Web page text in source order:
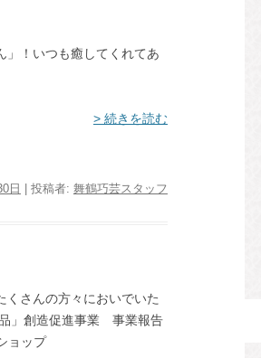
」！いつも癒してくれてあ
> 続きを読む
日 投稿者: 舞鶴巧芸スタッフ
さんの方々においでいた
」創造促進事業 事業報告
ョップ